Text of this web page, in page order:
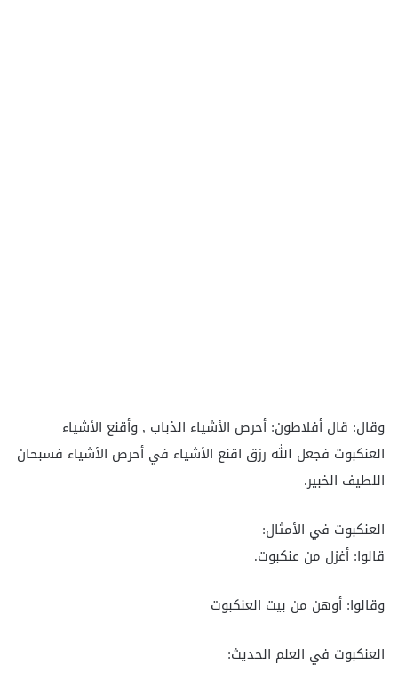
وقال: قال أفلاطون: أحرص الأشياء الذباب , وأقنع الأشياء
العنكبوت فجعل الله رزق اقنع الأشياء في أحرص الأشياء فسبحان
اللطيف الخبير.
العنكبوت في الأمثال:
قالوا: أغزل من عنكبوت.
وقالوا: أوهن من بيت العنكبوت
العنكبوت في العلم الحديث: